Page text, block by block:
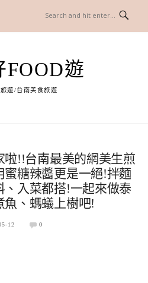
FOOD遊
遊/台南美食旅遊
啦!!台南最美的網美生煎
蜜糖辣醬更是一絕!拌麵
、入菜都搭!一起來做泰
魚、螞蟻上樹吧!
12 0